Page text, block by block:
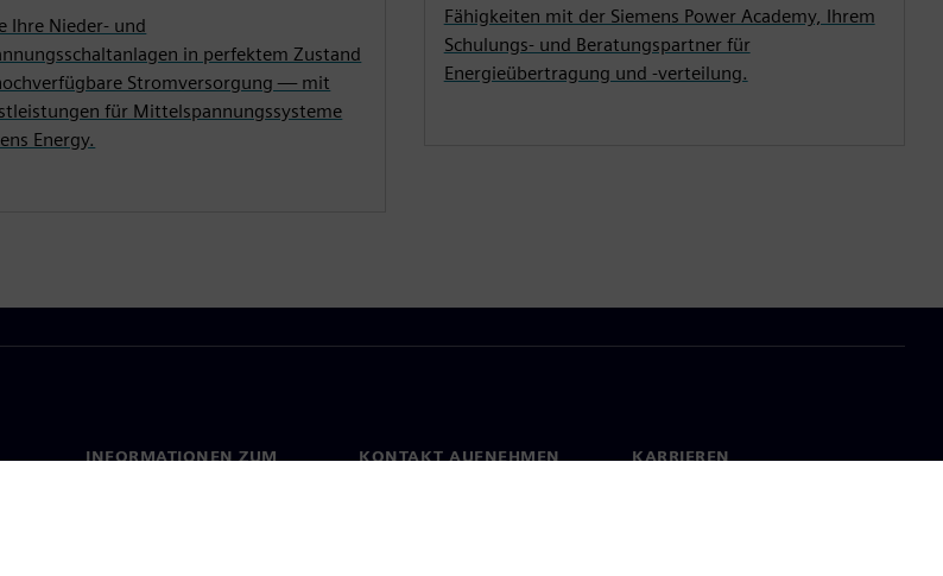
Ihre Nieder- und
in perfektem Zustand
Stromversorgung — mit
für Mittelspannungssysteme
Energy.
Fähigkeiten mit der Siemens Power Academy, Ihrem
Schulungs- und Beratungspartner für
Energieübertragung und -verteilung.
INFORMATIONEN ZUM
KONTAKT AUFNEHMEN KARRIEREN